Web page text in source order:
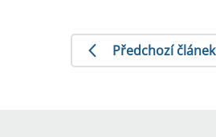
Předchozí článek